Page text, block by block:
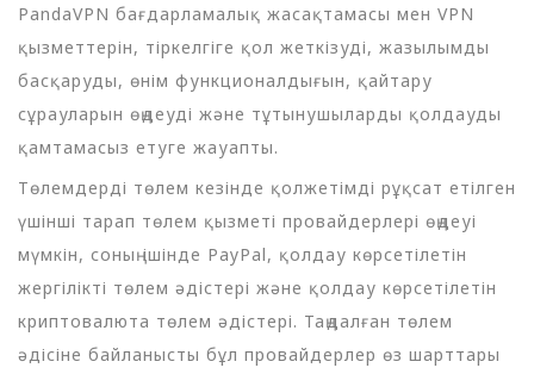
PandaVPN бағдарламалық жасақтамасы мен VPN
қызметтерін, тіркелгіге қол жеткізуді, жазылымды
басқаруды, өнім функционалдығын, қайтару
сұрауларын өңдеуді және тұтынушыларды қолдауды
қамтамасыз етуге жауапты.
Төлемдерді төлем кезінде қолжетімді рұқсат етілген
үшінші тарап төлем қызметі провайдерлері өңдеуі
мүмкін, соның ішінде PayPal, қолдау көрсетілетін
жергілікті төлем әдістері және қолдау көрсетілетін
криптовалюта төлем әдістері. Таңдалған төлем
әдісіне байланысты бұл провайдерлер өз шарттары